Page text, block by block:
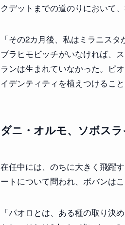
クデットまでの道のりにおいて
「その2カ月後、私はミラニス
ブラヒモビッチがいなければ、
ランは生まれていなかった。ピ
イデンティティを植えつけるこ
ダニ・オルモ、ソボスラ
在任中には、のちに大きく飛躍
ートについて問われ、ボバンはこ
「パオロとは、ある種の取り決